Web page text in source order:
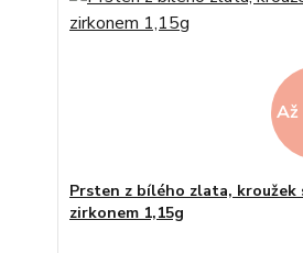
Až
Prsten z bílého zlata, kroužek
zirkonem 1,15g